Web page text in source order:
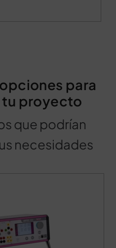
para
proyecto
que podrían
necesidades